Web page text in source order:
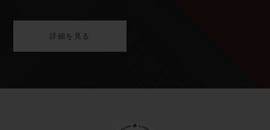
詳細を見る